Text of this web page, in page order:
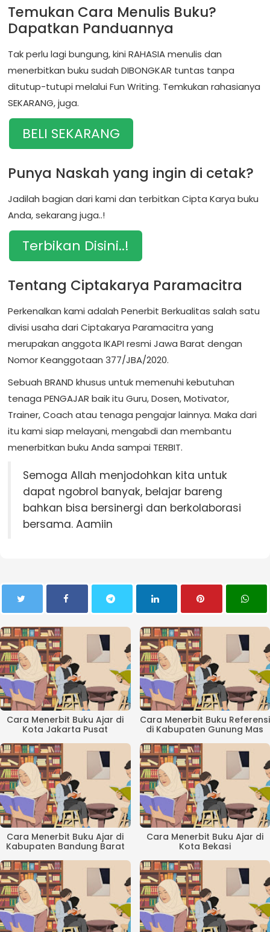
Temukan Cara Menulis Buku?
Dapatkan Panduannya
Tak perlu lagi bungung, kini RAHASIA menulis dan
menerbitkan buku sudah DIBONGKAR tuntas tanpa
ditutup-tutupi melalui Fun Writing. Temkukan rahasianya
SEKARANG, juga.
BELI SEKARANG
Punya Naskah yang ingin di cetak?
Jadilah bagian dari kami dan terbitkan Cipta Karya buku
Anda, sekarang juga..!
Terbikan Disini..!
Tentang Ciptakarya Paramacitra
Perkenalkan kami adalah Penerbit Berkualitas salah satu
divisi usaha dari Ciptakarya Paramacitra yang
merupakan anggota IKAPI resmi Jawa Barat dengan
Nomor Keanggotaan 377/JBA/2020.
Sebuah BRAND khusus untuk memenuhi kebutuhan
tenaga PENGAJAR baik itu Guru, Dosen, Motivator,
Trainer, Coach atau tenaga pengajar lainnya. Maka dari
itu kami siap melayani, mengabdi dan membantu
menerbitkan buku Anda sampai TERBIT.
Semoga Allah menjodohkan kita untuk
dapat ngobrol banyak, belajar bareng
bahkan bisa bersinergi dan berkolaborasi
bersama. Aamiin
Cara Menerbit Buku Ajar di
Kota Jakarta Pusat
Cara Menerbit Buku Referensi
di Kabupaten Gunung Mas
Cara Menerbit Buku Ajar di
Kabupaten Bandung Barat
Cara Menerbit Buku Ajar di
Kota Bekasi